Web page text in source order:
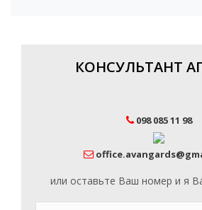
КОНСУЛЬТАНТ
098 085 11 98
или оставьте Ваш номер и я